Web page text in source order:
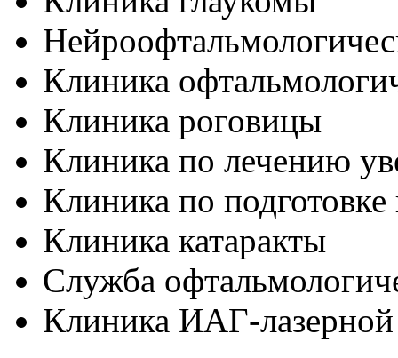
Клиника
Клиника роговицы
Клиника по лечению
Клиника по
Клиника катаракты
Служба
Клиника ИАГ-лазерной